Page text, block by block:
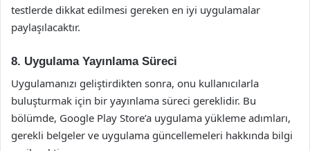
testlerde dikkat edilmesi gereken en iyi uygulamalar
paylaşılacaktır.
8. Uygulama Yayınlama Süreci
Uygulamanızı geliştirdikten sonra, onu kullanıcılarla
buluşturmak için bir yayınlama süreci gereklidir. Bu
bölümde, Google Play Store’a uygulama yükleme adımları,
gerekli belgeler ve uygulama güncellemeleri hakkında bilgi